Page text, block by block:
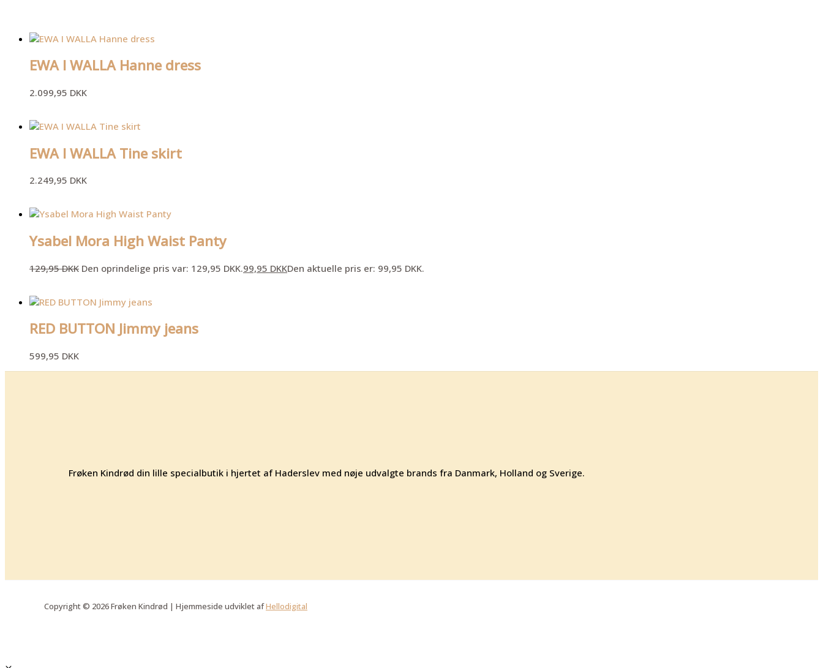
EWA I WALLA Hanne dress
2.099,95 DKK
EWA I WALLA Tine skirt
2.249,95 DKK
Ysabel Mora High Waist Panty
129,95DKK Den oprindelige pris var: 129,95 DKK.99,95 DKKDen aktuelle pris er: 99,95 DKK.
RED BUTTON Jimmy jeans
599,95 DKK
Frøken Kindrød din lille specialbutik i hjertet af Haderslev med nøje udvalgte brands fra Danmark, Holland og Sverige.
Copyright © 2026 Frøken Kindrød | Hjemmeside udviklet afHellodigital